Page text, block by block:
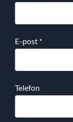
E-post *
Telefon